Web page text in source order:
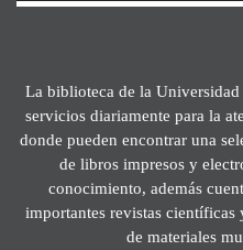
La biblioteca de la Universidad
servicios diariamente para la
donde pueden encontrar una
de libros impresos y
conocimiento, además
importantes revistas científicas
de materiales